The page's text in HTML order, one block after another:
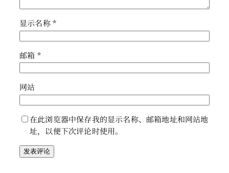
显示名称*
邮箱 *
网站
在此浏览器中保存我的显示名称、邮箱地址和网站地
址，以便下次评论时使用。